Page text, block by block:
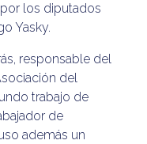
los diputados
Yasky.
responsable del
del
trabajo de
de
además un